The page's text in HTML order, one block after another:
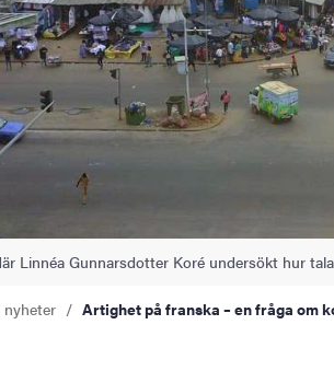
innovation
Linnéa Gunnarsdotter Koré undersökt hur
Artighet på franska – en fråga om